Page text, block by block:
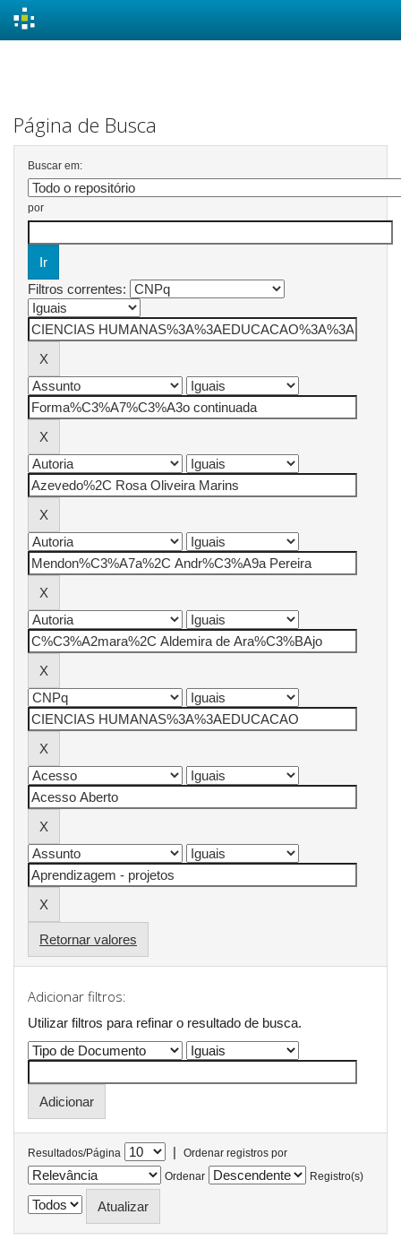
Página de Busca
Buscar em:
por
Filtros correntes:
Retornar valores
Adicionar filtros:
Utilizar filtros para refinar o resultado de busca.
Resultados/Página |
Ordenar registros por
Ordenar
Registro(s)